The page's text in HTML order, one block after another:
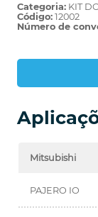
Categoria: KIT
Código: 12002
Número de
Mitsubishi
PAJERO IO